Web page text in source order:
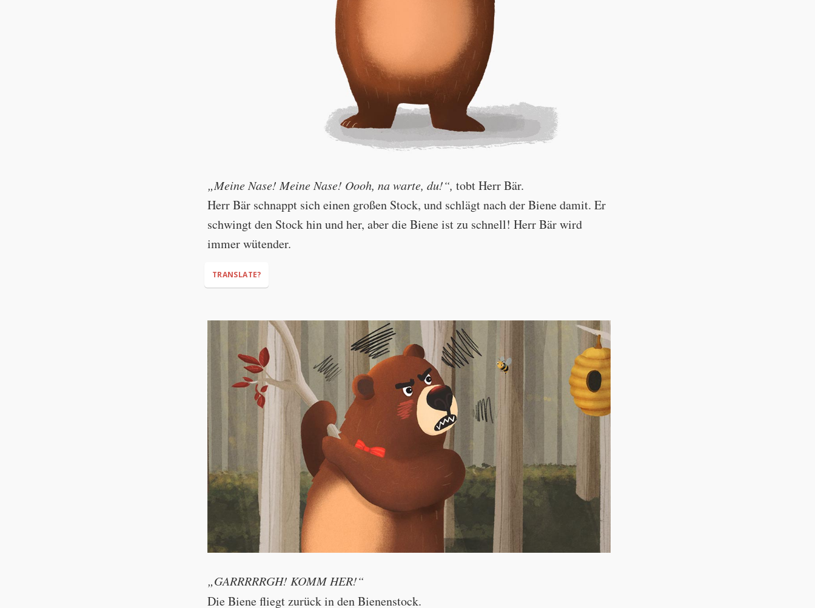
„Meine Nase! Meine Nase! Oooh, na warte, du!“, tobt Herr Bär.
Herr Bär schnappt sich einen großen Stock, und schlägt nach der Biene damit. Er
schwingt den Stock hin und her, aber die Biene ist zu schnell! Herr Bär wird
immer wütender.
TRANSLATE?
(literally:
always angrier)
„GARRRRRGH! KOMM HER!“
Die Biene fliegt zurück in den Bienenstock.